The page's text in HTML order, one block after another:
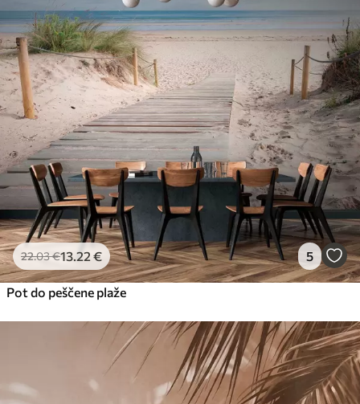
22.03€13 .22 € 5
Pot do peščene plaže